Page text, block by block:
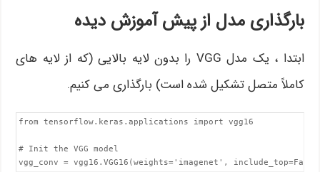
بارگذاری مدل از پیش آموزش دیده
ابتدا ، یک مدل VGG را بدون لایه بالایی (که از لایه های
کاملاً متصل تشکیل شده است) بارگذاری می کنیم.
from tensorflow.keras.applications import vgg16
# Init the VGG model
vgg_conv = vgg16.VGG16(weights='imagenet',